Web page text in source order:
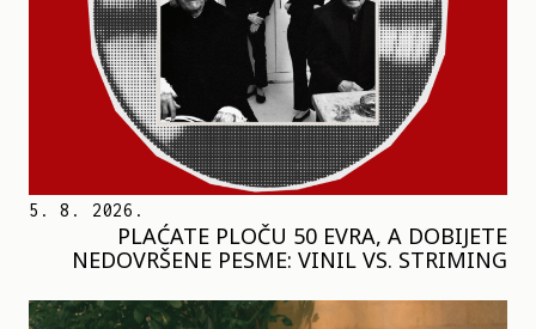
5. 8. 2026.
PLAĆATE PLOČU 50 EVRA, A DOBIJETE
NEDOVRŠENE PESME: VINIL VS. STRIMING